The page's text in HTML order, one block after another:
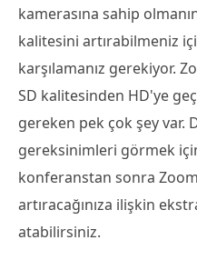
kamerasına sahip
kalitesini artırabilmeniz
karşılamanız gerekiyor.
SD kalitesinden HD'ye
gereken pek çok şey var.
gereksinimleri görmek
konferanstan sonra
artıracağınıza ilişkin
atabilirsiniz.